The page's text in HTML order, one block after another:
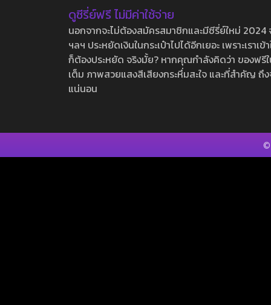
ดูซีรี่ย์ฟรี ไม่มีค่าใช้จ่าย
นอกจากจะไม่ต้องสมัครสมาชิกและมีซีรี่ย์ใหม่
ฯลฯ ประหยัดเงินในกระเป๋าไปได้อีกเยอะ เพราะเร
ก็ต้องประหยัด จริงมั้ย? หากคุณกำลังคิดว่า ของฟ
เต็ม ภาพสวยแสงสีเสียงกระหึ่มสะใจ และที่สำคัญ
แน่นอน
©